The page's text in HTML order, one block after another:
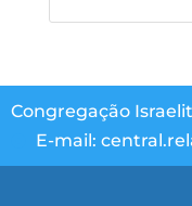
Congregação
E-mail: